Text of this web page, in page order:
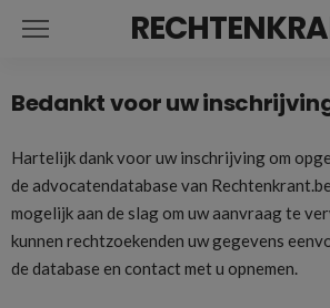
Bedankt voor uw
Hartelijk dank voor uw inschrijving om
de advocatendatabase van
mogelijk aan de slag om uw aanvraag te
kunnen rechtzoekenden uw gegevens
de database en contact met u opnemen.